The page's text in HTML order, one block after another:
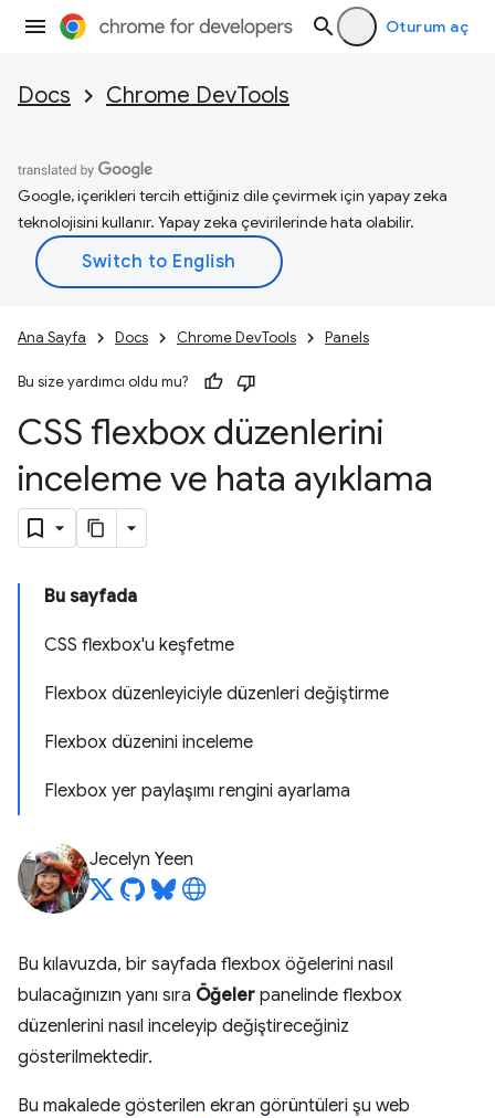
Oturum aç
Docs Chrome DevTools
Google, içerikleri tercih ettiğiniz dile çevirmek için yapay zeka
teknolojisini kullanır. Yapay zeka çevirilerinde hata olabilir.
Ana Sayfa Docs Chrome DevTools Panels
Bu size yardımcı oldu mu?
CSS flexbox düzenlerini
inceleme ve hata ayıklama
Bu sayfada
CSS flexbox'u keşfetme
Flexbox düzenleyiciyle düzenleri değiştirme
Flexbox düzenini inceleme
Flexbox yer paylaşımı rengini ayarlama
Jecelyn Yeen
Bu kılavuzda, bir sayfada flexbox öğelerini nasıl
bulacağınızın yanı sıra Öğeler panelinde flexbox
düzenlerini nasıl inceleyip değiştireceğiniz
gösterilmektedir.
Bu makalede gösterilen ekran görüntüleri şu web